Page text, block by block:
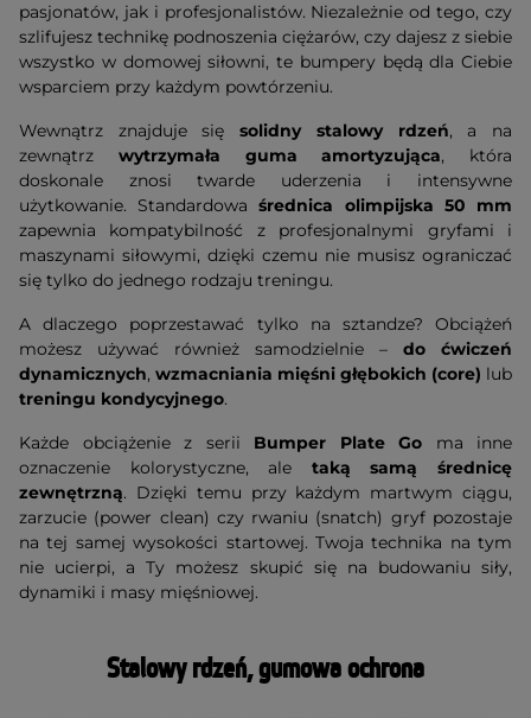
pasjonatów, jak i profesjonalistów. Niezależnie od tego, czy
szlifujesz technikę podnoszenia ciężarów, czy dajesz z siebie
wszystko w domowej siłowni, te bumpery będą dla Ciebie
wsparciem przy każdym powtórzeniu.
Wewnątrz znajduje sięsolidny stalowy rdzeń, a na
zewnątrz wytrzymała guma amortyzująca, która
doskonale znosi twarde uderzenia i intensywne
użytkowanie. Standardowa średnica olimpijska 50 mm
zapewnia kompatybilność z profesjonalnymi gryfami i
maszynami siłowymi, dzięki czemu nie musisz ograniczać
się tylko do jednego rodzaju treningu.
A dlaczego poprzestawać tylko na sztandze? Obciążeń
możesz używać również samodzielnie – do ćwiczeń
dynamicznych, wzmacniania mięśni głębokich (core) lub
treningu kondycyjnego.
Każde obciążenie z serii Bumper Plate Go ma inne
oznaczenie kolorystyczne, ale taką samą średnicę
zewnętrzną. Dzięki temu przy każdym martwym ciągu,
zarzucie (power clean) czy rwaniu (snatch) gryf pozostaje
na tej samej wysokości startowej. Twoja technika na tym
nie ucierpi, a Ty możesz skupić się na budowaniu siły,
dynamiki i masy mięśniowej.
Stalowy rdzeń, gumowa ochrona